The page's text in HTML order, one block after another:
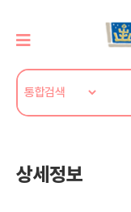
상세정보